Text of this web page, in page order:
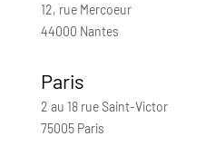
12, rue Mercoeur
44000 Nantes
Paris
2 au 18 rue Saint-Victor
75005 Paris